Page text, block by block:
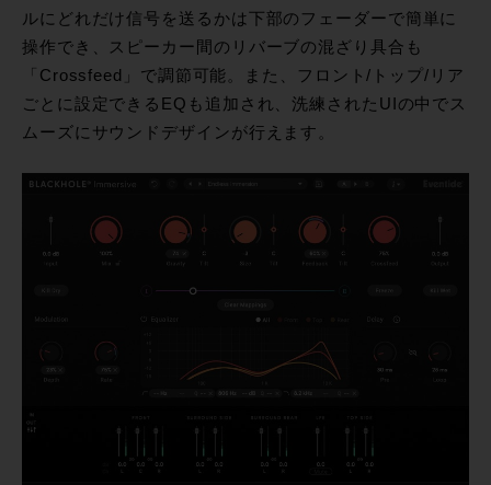
ルにどれだけ信号を送るかは下部のフェーダーで簡単に
操作でき、スピーカー間のリバーブの混ざり具合も
「Crossfeed」で調節可能。また、フロント/トップ/リア
ごとに設定できるEQも追加され、洗練されたUIの中でス
ムーズにサウンドデザインが行えます。